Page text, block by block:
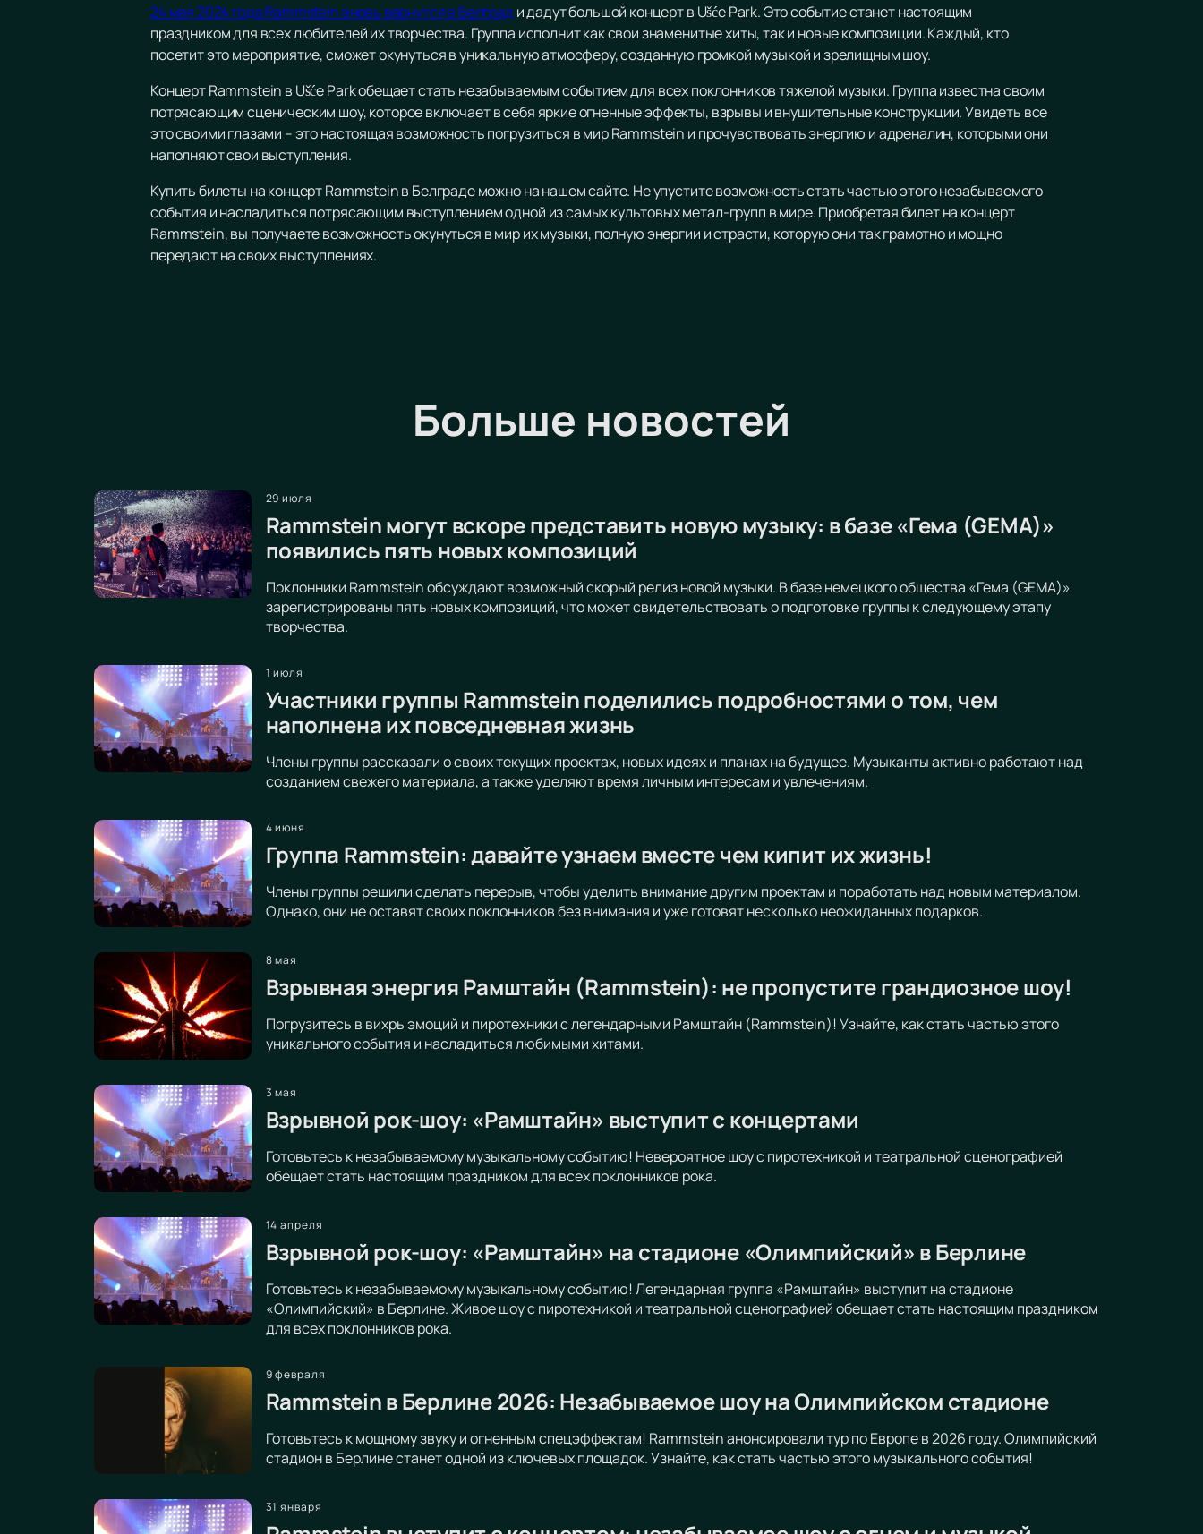
24 мая 2024 года Rammstein вновь вернутся в Белград и дадут большой концерт в Ušće Park. Это событие станет настоящим
праздником для всех любителей их творчества. Группа исполнит как свои знаменитые хиты, так и новые композиции. Каждый, кто
посетит это мероприятие, сможет окунуться в уникальную атмосферу, созданную громкой музыкой и зрелищным шоу.
Концерт Rammstein в Ušće Park обещает стать незабываемым событием для всех поклонников тяжелой музыки. Группа известна своим
потрясающим сценическим шоу, которое включает в себя яркие огненные эффекты, взрывы и внушительные конструкции. Увидеть все
это своими глазами – это настоящая возможность погрузиться в мир Rammstein и прочувствовать энергию и адреналин, которыми они
наполняют свои выступления.
Купить билеты на концерт Rammstein в Белграде можно на нашем сайте. Не упустите возможность стать частью этого незабываемого
события и насладиться потрясающим выступлением одной из самых культовых метал-групп в мире. Приобретая билет на концерт
Rammstein, вы получаете возможность окунуться в мир их музыки, полную энергии и страсти, которую они так грамотно и мощно
передают на своих выступлениях.
Больше новостей
29 июля
Rammstein могут вскоре представить новую музыку: в базе «Гема (GEMA)»
появились пять новых композиций
Поклонники Rammstein обсуждают возможный скорый релиз новой музыки. В базе немецкого общества «Гема (GEMA)»
зарегистрированы пять новых композиций, что может свидетельствовать о подготовке группы к следующему этапу
творчества.
1 июля
Участники группы Rammstein поделились подробностями о том, чем
наполнена их повседневная жизнь
Члены группы рассказали о своих текущих проектах, новых идеях и планах на будущее. Музыканты активно работают над
созданием свежего материала, а также уделяют время личным интересам и увлечениям.
4 июня
Группа Rammstein: давайте узнаем вместе чем кипит их жизнь!
Члены группы решили сделать перерыв, чтобы уделить внимание другим проектам и поработать над новым материалом.
Однако, они не оставят своих поклонников без внимания и уже готовят несколько неожиданных подарков.
8 мая
Взрывная энергия Рамштайн (Rammstein): не пропустите грандиозное шоу!
Погрузитесь в вихрь эмоций и пиротехники с легендарными Рамштайн (Rammstein)! Узнайте, как стать частью этого
уникального события и насладиться любимыми хитами.
3 мая
Взрывной рок-шоу: «Рамштайн» выступит с концертами
Готовьтесь к незабываемому музыкальному событию! Невероятное шоу с пиротехникой и театральной сценографией
обещает стать настоящим праздником для всех поклонников рока.
14 апреля
Взрывной рок-шоу: «Рамштайн» на стадионе «Олимпийский» в Берлине
Готовьтесь к незабываемому музыкальному событию! Легендарная группа «Рамштайн» выступит на стадионе
«Олимпийский» в Берлине. Живое шоу с пиротехникой и театральной сценографией обещает стать настоящим праздником
для всех поклонников рока.
9 февраля
Rammstein в Берлине 2026: Незабываемое шоу на Олимпийском стадионе
Готовьтесь к мощному звуку и огненным спецэффектам! Rammstein анонсировали тур по Европе в 2026 году. Олимпийский
стадион в Берлине станет одной из ключевых площадок. Узнайте, как стать частью этого музыкального события!
31 января